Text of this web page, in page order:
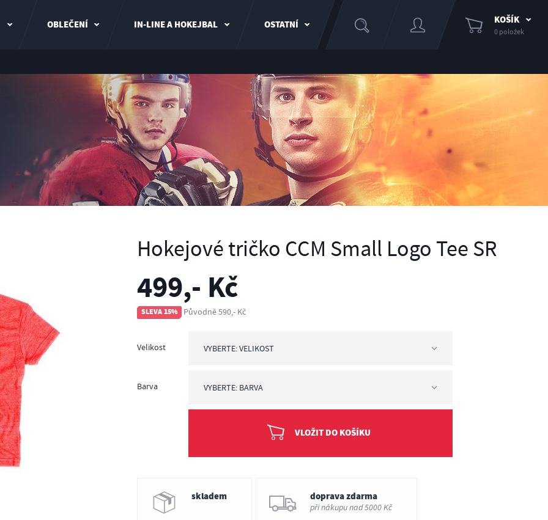
OBLEČENÍ IN-LINE A HOKEJBAL OSTATNÍ KOŠÍK
0 položek
Hokejové tričko CCM Small Logo Tee SR
499,- Kč
SLEVA 15% Původně 590,- Kč
Velikost VYBERTE: VELIKOST
Barva VYBERTE: BARVA
VLOŽIT DO KOŠÍKU
skladem doprava zdarma
při nákupu nad 5000 Kč